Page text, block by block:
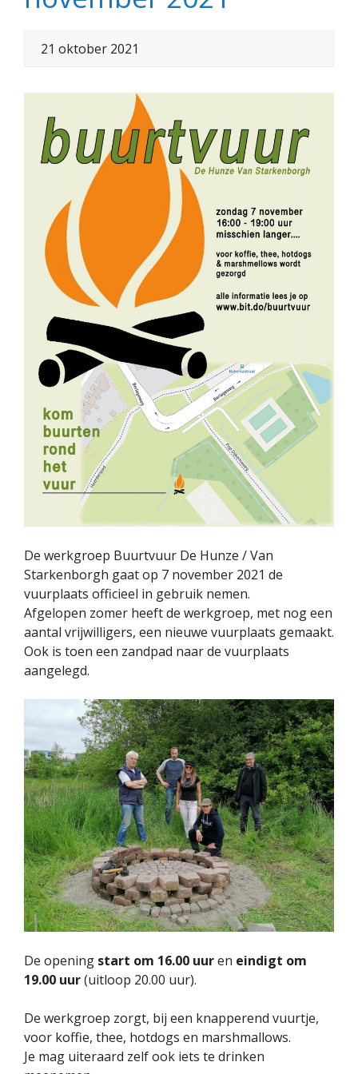
21 oktober 2021
De werkgroep Buurtvuur De Hunze / Van
Starkenborgh gaat op 7 november 2021 de
vuurplaats officieel in gebruik nemen.
Afgelopen zomer heeft de werkgroep, met nog een
aantal vrijwilligers, een nieuwe vuurplaats gemaakt.
Ook is toen een zandpad naar de vuurplaats
aangelegd.
De opening start om 16.00 uuren eindigt om
19.00 uur(uitloop 20.00 uur).
De werkgroep zorgt, bij een knapperend vuurtje,
voor koffie, thee, hotdogs en marshmallows.
Je mag uiteraard zelf ook iets te drinken